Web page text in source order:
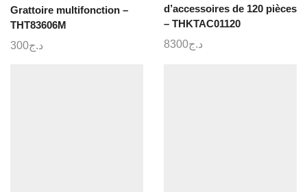
Grattoire multifonction –
THT83606M
د.ج300
d’accessoires de 120 pièces
– THKTAC01120
د.ج8300